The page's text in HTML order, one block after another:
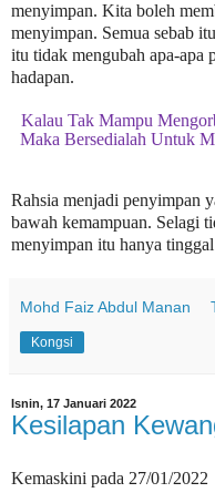
menyimpan. Kita boleh
menyimpan. Semua sebab
itu tidak mengubah apa-apa
hadapan.
Kalau Tak Mampu
Maka Bersedialah Untuk
Rahsia menjadi penyimpan
bawah kemampuan. Selagi
menyimpan itu hanya
Mohd Faiz Abdul Manan
Kongsi
Isnin, 17 Januari 2022
Kesilapan
Kemaskini pada 27/01/2022